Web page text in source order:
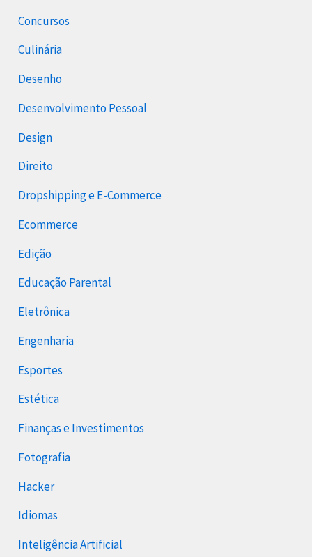
Concursos
Culinária
Desenho
Desenvolvimento Pessoal
Design
Direito
Dropshipping e E-Commerce
Ecommerce
Edição
Educação Parental
Eletrônica
Engenharia
Esportes
Estética
Finanças e Investimentos
Fotografia
Hacker
Idiomas
Inteligência Artificial